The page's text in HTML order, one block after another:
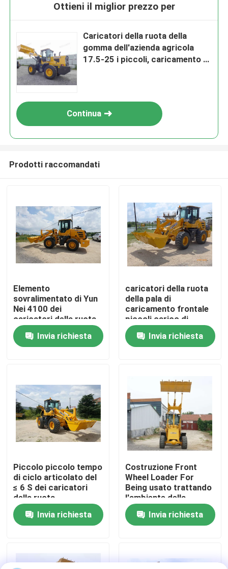
Prodotti
Circa noi
Controllo di qualità
Contattici
Notizie
Richieda una citazione
Caricatori compatti della ruota
Ottieni il miglior prezzo per
Caricatori della ruota della
gomma dell'azienda agricola
17.5-25 i piccoli, caricamento a
Continua
Prodotti raccomandati
Elemento
sovralimentato di Yun
Nei 4100 dei
caricatori della ruota
di Front End piccoli
Invia richiesta
caricatori della ruota
della pala di
caricamento frontale
piccoli carico di
lavoro da 2500
chilogrammiInvia richiesta
Piccolo piccolo tempo
di ciclo articolato del
≤ 6 S dei caricatori
della ruota
Invia richiesta
Costruzione Front
Wheel Loader For
Being usato trattando
l'ambiente della
polvere
Invia richiesta